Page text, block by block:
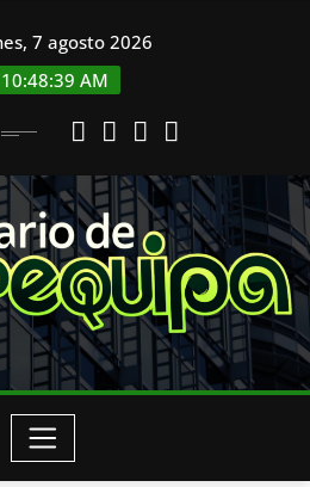
7 agosto 2026
10:48:40 AM